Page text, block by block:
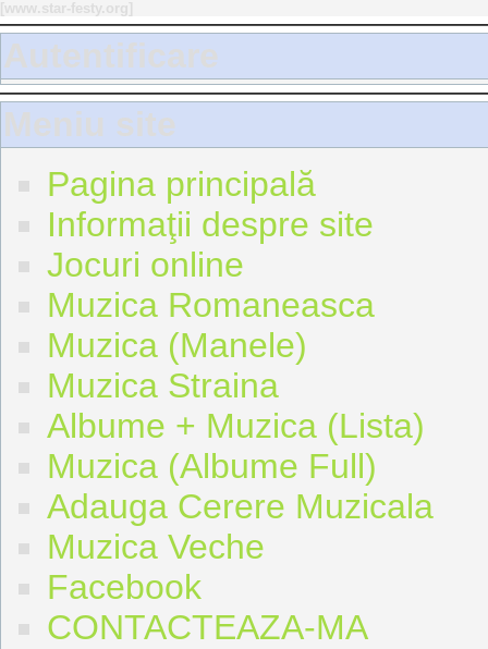
Autentificare
Meniu site
Pagina principală
Informaţii despre site
Jocuri online
Muzica Romaneasca
Muzica (Manele)
Muzica Straina
Albume + Muzica (Lista)
Muzica (Albume Full)
Adauga Cerere Muzicala
Muzica Veche
Facebook
CONTACTEAZA-MA